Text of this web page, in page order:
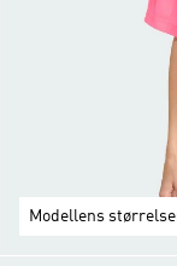
Modellens størrelse